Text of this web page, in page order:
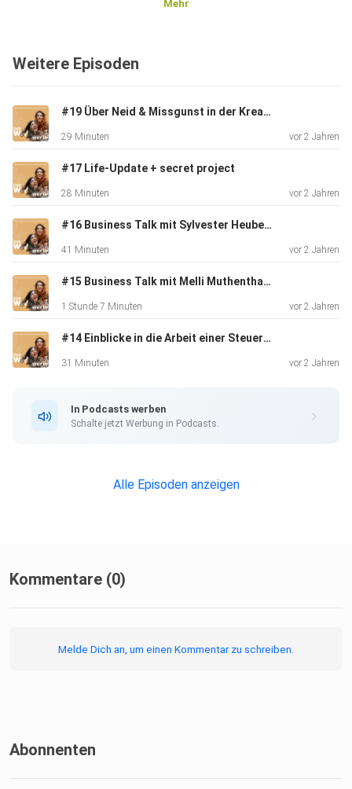
Du hast Fragen? Dann schreibe uns gerne eine Mail an
hallo@wamara.at
Auf Instagram, Facebook und LinkedIn findest du uns unter
Mehr
Weitere Episoden
#19 Über Neid & Missgunst in der Kreativbranche
29 Minuten vor 2 Jahren
#17 Life-Update + secret project
28 Minuten vor 2 Jahren
#16 Business Talk mit Sylvester Heuberger: Finanzplanung leicht gemacht
41 Minuten vor 2 Jahren
#15 Business Talk mit Melli Muthenthaler: How to Instagram Marketing
1 Stunde 7 Minuten vor 2 Jahren
#14 Einblicke in die Arbeit einer Steuer- und Unternehmensberaterin
31 Minuten vor 2 Jahren
In Podcasts werben
Schalte jetzt Werbung in Podcasts.
Alle Episoden anzeigen
Kommentare (0)
Melde Dich an, um einen Kommentar zu schreiben.
Abonnenten